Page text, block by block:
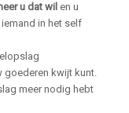
u dat wil en u
in het self
goederen kwijt kunt.
meer nodig hebt